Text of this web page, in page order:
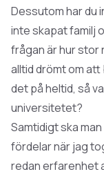
Dessutom har du
inte skapat familj
frågan är hur stor
alltid drömt om
det på heltid, så
universitetet?
Samtidigt ska
fördelar när jag
redan erfarenhet